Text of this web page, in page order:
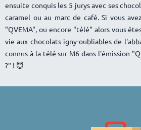
ensuite conquis les 5 jurys avec ses
caramel ou au marc de café. Si vous
"QVEMA", ou encore "télé" alors vous
vie aux chocolats igny-oubliables de
connus à la télé sur M6 dans l'émission
?" ! 😇